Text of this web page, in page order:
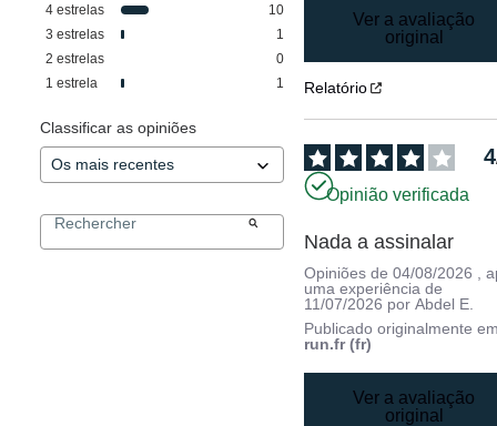
4 estrelas
10
3 estrelas
1
2 estrelas
0
1 estrela 1
Classificar as opiniões
Ver a avaliação
original
Relatório
4
Opinião verificada
Nada a assinalar
Opiniões de04/08/2026 ,
uma experiência de
11/07/2026 porAbdel E.
Publicado originalmente
run.fr (fr)
Ver a avaliação
original